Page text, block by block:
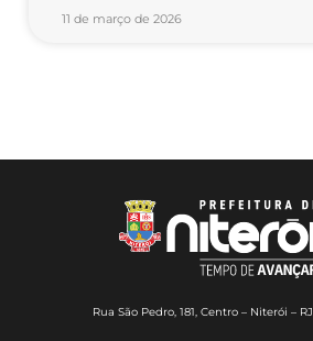
11 de março de 2026
Rua São Pedro, 181, Centro – Niterói – RJ